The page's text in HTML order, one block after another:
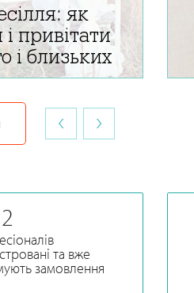
як
привітати
і близьких
річниця і що вона
на шкіряне
‹ ›
та вже
замовлення